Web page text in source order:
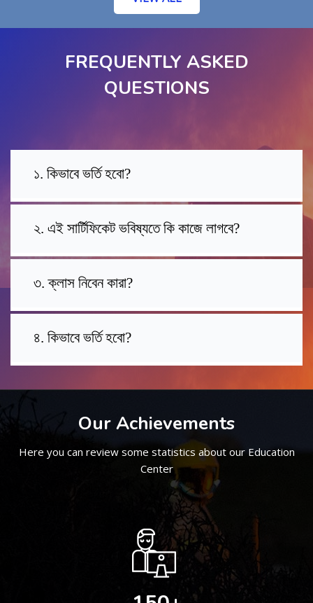
FREQUENTLY ASKED
QUESTIONS
১. কিভাবে ভর্তি হবো?
২. এই সার্টিফিকেট ভবিষ্যতে কি কাজে লাগবে?
৩. ক্লাস নিবেন কারা?
৪. কিভাবে ভর্তি হবো?
Our Achievements
Here you can review some statistics about our Education
Center